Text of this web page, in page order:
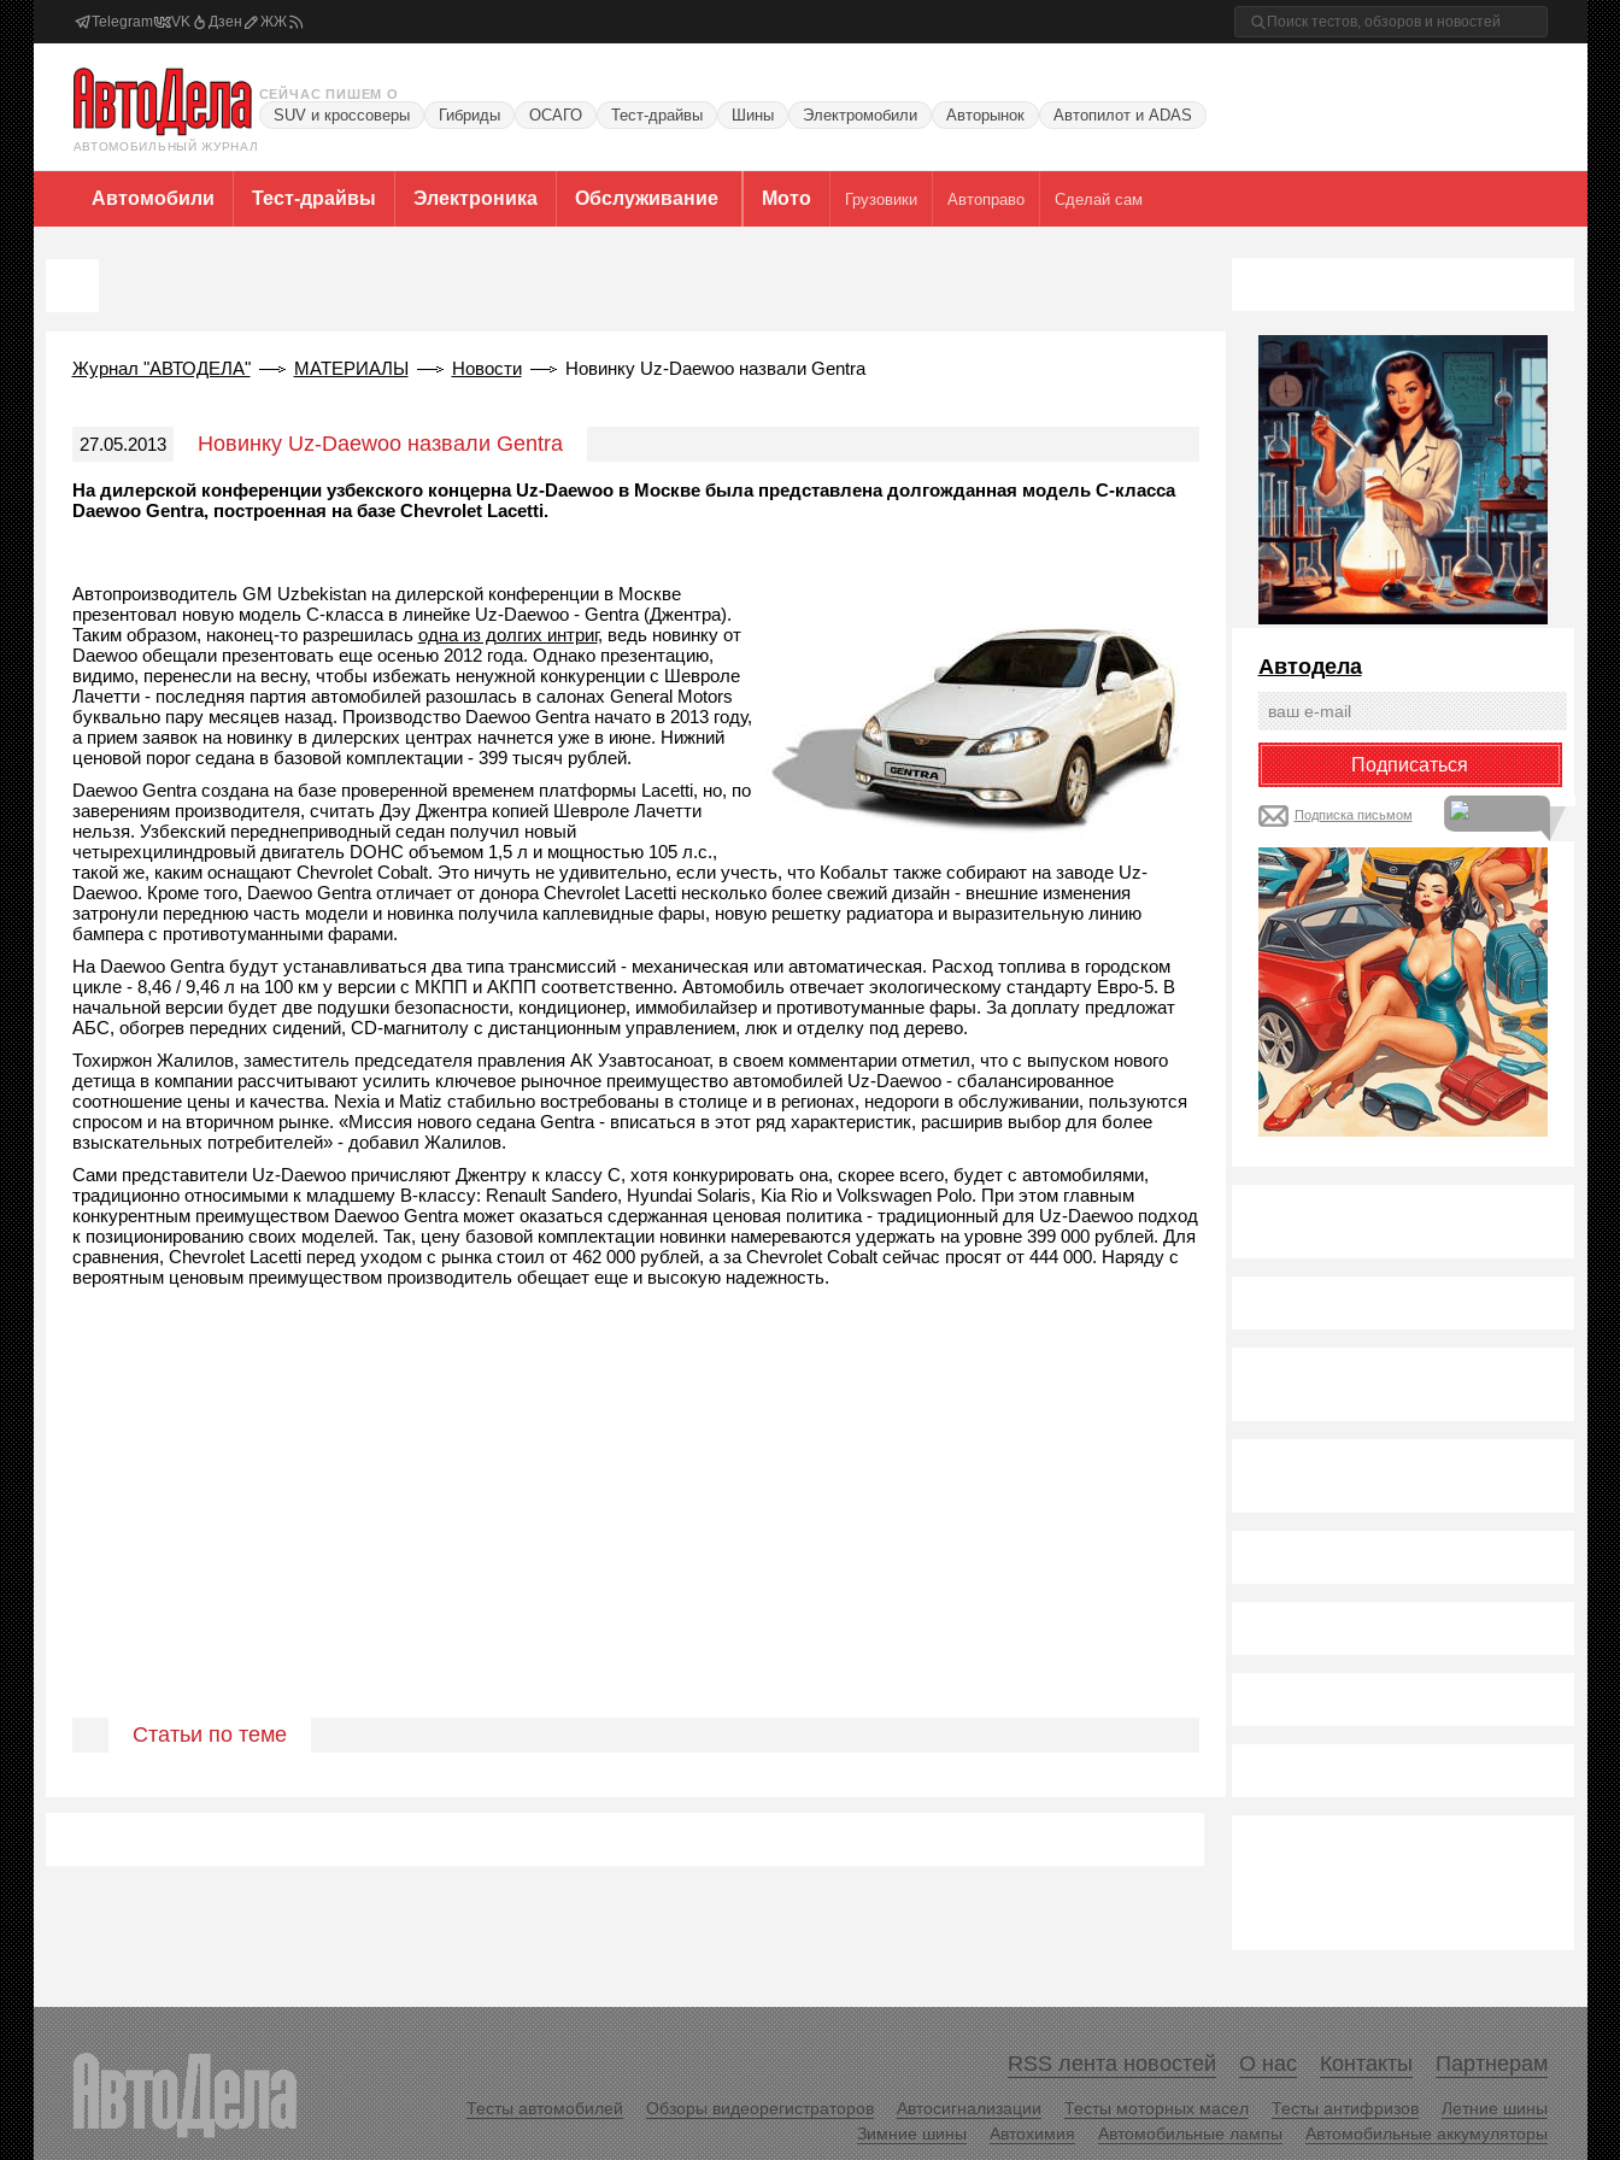
Telegram VK Дзен ЖЖ
АВТОМОБИЛЬНЫЙ ЖУРНАЛ
СЕЙЧАС ПИШЕМ О
SUV и кроссоверы Гибриды ОСАГО Тест-драйвы Шины Электромобили Авторынок Автопилот и ADAS
Автомобили Тест-драйвы Электроника Обслуживание Мото Грузовики Автоправо Сделай сам
Журнал "АВТОДЕЛА" МАТЕРИАЛЫ Новости Новинку Uz-Daewoo назвали Gentra
27.05.2013 Новинку Uz-Daewoo назвали Gentra
На дилерской конференции узбекского концерна Uz-Daewoo в Москве была представлена долгожданная модель C-класса
Daewoo Gentra, построенная на базе Chevrolet Lacetti.
Автопроизводитель GM Uzbekistan на дилерской конференции в Москве
презентовал новую модель С-класса в линейке Uz-Daewoo - Gentra (Джентра).
Таким образом, наконец-то разрешилась одна из долгих интриг, ведь новинку от
Daewoo обещали презентовать еще осенью 2012 года. Однако презентацию,
видимо, перенесли на весну, чтобы избежать ненужной конкуренции с Шевроле
Лачетти - последняя партия автомобилей разошлась в салонах General Motors
буквально пару месяцев назад. Производство Daewoo Gentra начато в 2013 году,
а прием заявок на новинку в дилерских центрах начнется уже в июне. Нижний
ценовой порог седана в базовой комплектации - 399 тысяч рублей.
Daewoo Gentra создана на базе проверенной временем платформы Lacetti, но, по
заверениям производителя, считать Дэу Джентра копией Шевроле Лачетти
нельзя. Узбекский переднеприводный седан получил новый
четырехцилиндровый двигатель DOHC объемом 1,5 л и мощностью 105 л.с.,
такой же, каким оснащают Chevrolet Cobalt. Это ничуть не удивительно, если учесть, что Кобальт также собирают на заводе Uz-
Daewoo. Кроме того, Daewoo Gentra отличает от донора Chevrolet Lacetti несколько более свежий дизайн - внешние изменения
затронули переднюю часть модели и новинка получила каплевидные фары, новую решетку радиатора и выразительную линию
бампера с противотуманными фарами.
На Daewoo Gentra будут устанавливаться два типа трансмиссий - механическая или автоматическая. Расход топлива в городском
цикле - 8,46 / 9,46 л на 100 км у версии с МКПП и АКПП соответственно. Автомобиль отвечает экологическому стандарту Евро-5. В
начальной версии будет две подушки безопасности, кондиционер, иммобилайзер и противотуманные фары. За доплату предложат
АБС, обогрев передних сидений, CD-магнитолу с дистанционным управлением, люк и отделку под дерево.
Тохиржон Жалилов, заместитель председателя правления АК Узавтосаноат, в своем комментарии отметил, что с выпуском нового
детища в компании рассчитывают усилить ключевое рыночное преимущество автомобилей Uz-Daewoo - сбалансированное
соотношение цены и качества. Nexia и Matiz стабильно востребованы в столице и в регионах, недороги в обслуживании, пользуются
спросом и на вторичном рынке. «Миссия нового седана Gentra - вписаться в этот ряд характеристик, расширив выбор для более
взыскательных потребителей» - добавил Жалилов.
Сами представители Uz-Daewoo причисляют Джентру к классу С, хотя конкурировать она, скорее всего, будет с автомобилями,
традиционно относимыми к младшему В-классу: Renault Sandero, Hyundai Solaris, Kia Rio и Volkswagen Polo. При этом главным
конкурентным преимуществом Daewoo Gentra может оказаться сдержанная ценовая политика - традиционный для Uz-Daewoo подход
к позиционированию своих моделей. Так, цену базовой комплектации новинки намереваются удержать на уровне 399 000 рублей. Для
сравнения, Chevrolet Lacetti перед уходом с рынка стоил от 462 000 рублей, а за Chevrolet Cobalt сейчас просят от 444 000. Наряду с
вероятным ценовым преимуществом производитель обещает еще и высокую надежность.
Статьи по теме
Автодела
Подписка письмом
RSS лента новостей О нас Контакты Партнерам
Тесты автомобилей Обзоры видеорегистраторов Автосигнализации Тесты моторных масел Тесты антифризов
Летние шины
Зимние шины
Автохимия Автомобильные лампы Автомобильные аккумуляторы